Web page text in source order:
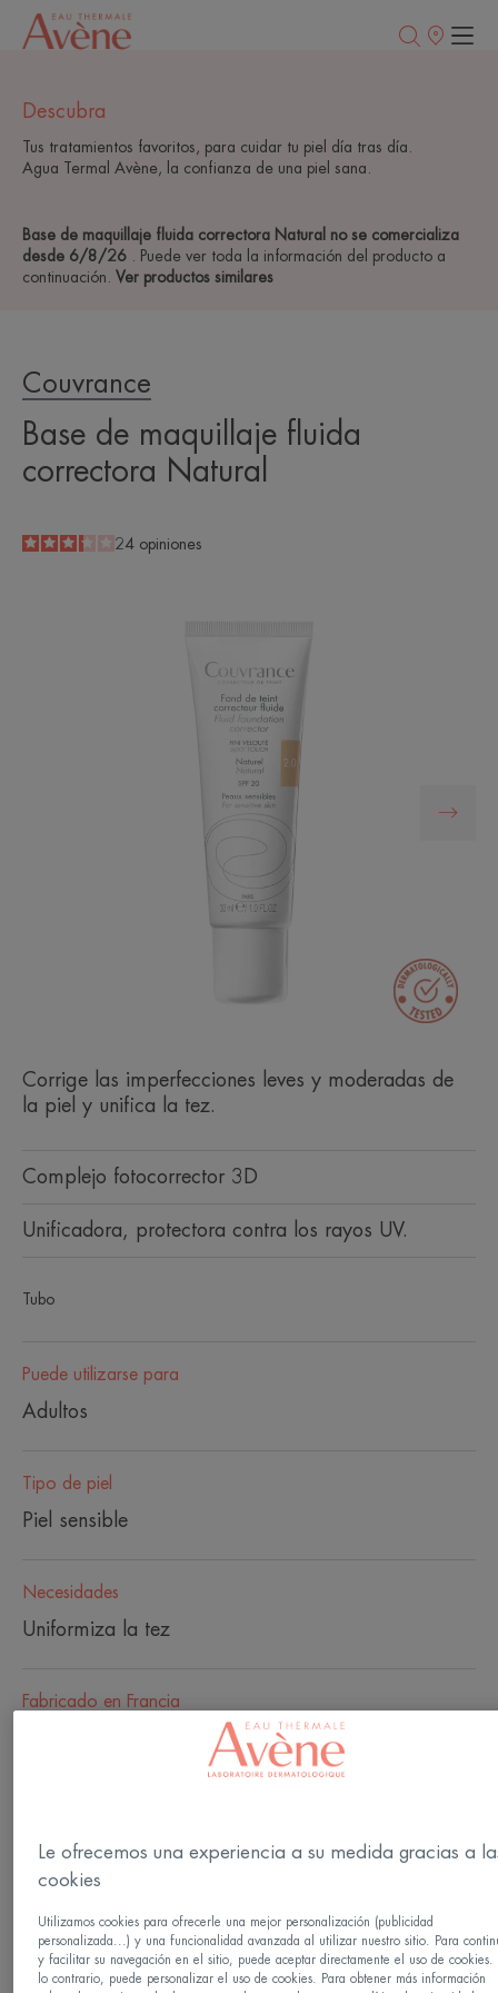
Puntos
Base de maquillaje fluida correctora Natural no se comercializa
desde 6/8/26
. Puede ver toda la información del producto a
continuación. Ver productos similares
Descubra
Tus tratamientos favoritos, para cuidar tu piel día tras día.
Agua Termal Avène, la confianza de una piel sana.
Couvrance
Base de maquillaje fluida
correctora Natural
3.3
/
5
24 opiniones
Corrige las imperfecciones leves y moderadas de
la piel y unifica la tez.
Complejo fotocorrector 3D
Unificadora, protectora contra los rayos UV.
Tubo
Puede utilizarse para
Adultos
Tipo de piel
Piel sensible
Necesidades
Uniformiza la tez
Fabricado en Francia
Una base de maquillaje fluida para pieles sensibles
uniforme y radiante. Corrige y camufla sutilmente
las imperfecciones cutáneas leves y moderadas
gracias a su complejo de pigmentos
fotocorrectores. Cuenta con una protección SPF 20
contra los rayos UV y ofrece protección contra el
Le ofrecemos una experiencia a su medida gracias a
cookies
Utilizamos cookies para ofrecerle una mejor personalización (publicidad
personalizada...) y una funcionalidad avanzada al utilizar nuestro sitio. Para
y facilitar su navegación en el sitio, puede aceptar directamente el uso de cookies.
lo contrario, puede personalizar el uso de cookies. Para obtener más información